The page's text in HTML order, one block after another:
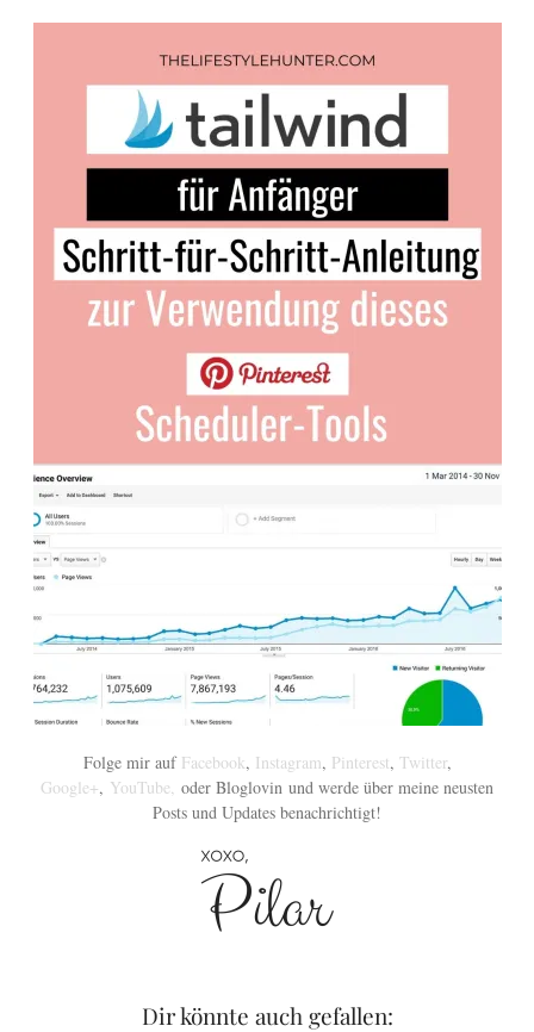
Folge mir auf Facebook, Instagram, Pinterest, Twitter,
Google+, YouTube, oder Bloglovin und werde über meine neusten
Posts und Updates benachrichtigt!
Dir könnte auch gefallen: